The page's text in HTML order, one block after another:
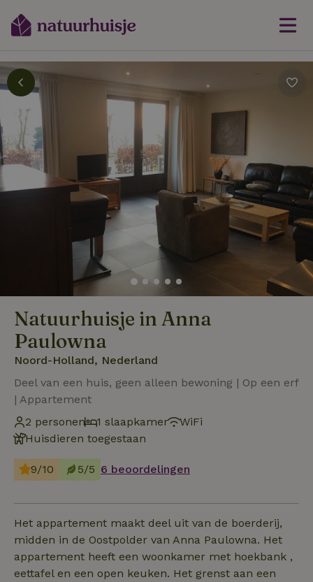
Natuurhuisje in Anna
Paulowna
Noord-Holland, Nederland
Deel van een huis, geen alleen bewoning | Op een erf
| Appartement
2 personen
1 slaapkamer
WiFi
Huisdieren toegestaan
9/10 5/5 6 beoordelingen
Het appartement maakt deel uit van de boerderij,
midden in de Oostpolder van Anna Paulowna. Het
appartement heeft een woonkamer met hoekbank ,
eettafel en een open keuken. Het grenst aan een